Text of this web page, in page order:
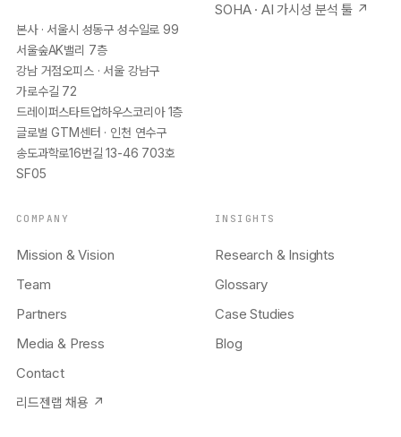
본사 · 서울시 성동구 성수일로 99
서울숲AK밸리 7층
강남 거점오피스 · 서울 강남구
가로수길 72
드레이퍼스타트업하우스코리아 1층
글로벌 GTM센터 · 인천 연수구
송도과학로16번길 13-46 703호
SF05
SOHA · AI 가시성 분석 툴 ↗
COMPANY
Mission & Vision
Team
Partners
Media & Press
Contact
리드젠랩 채용 ↗
INSIGHTS
Research & Insights
Glossary
Case Studies
Blog